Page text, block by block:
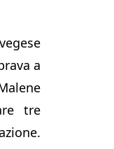
a
tre